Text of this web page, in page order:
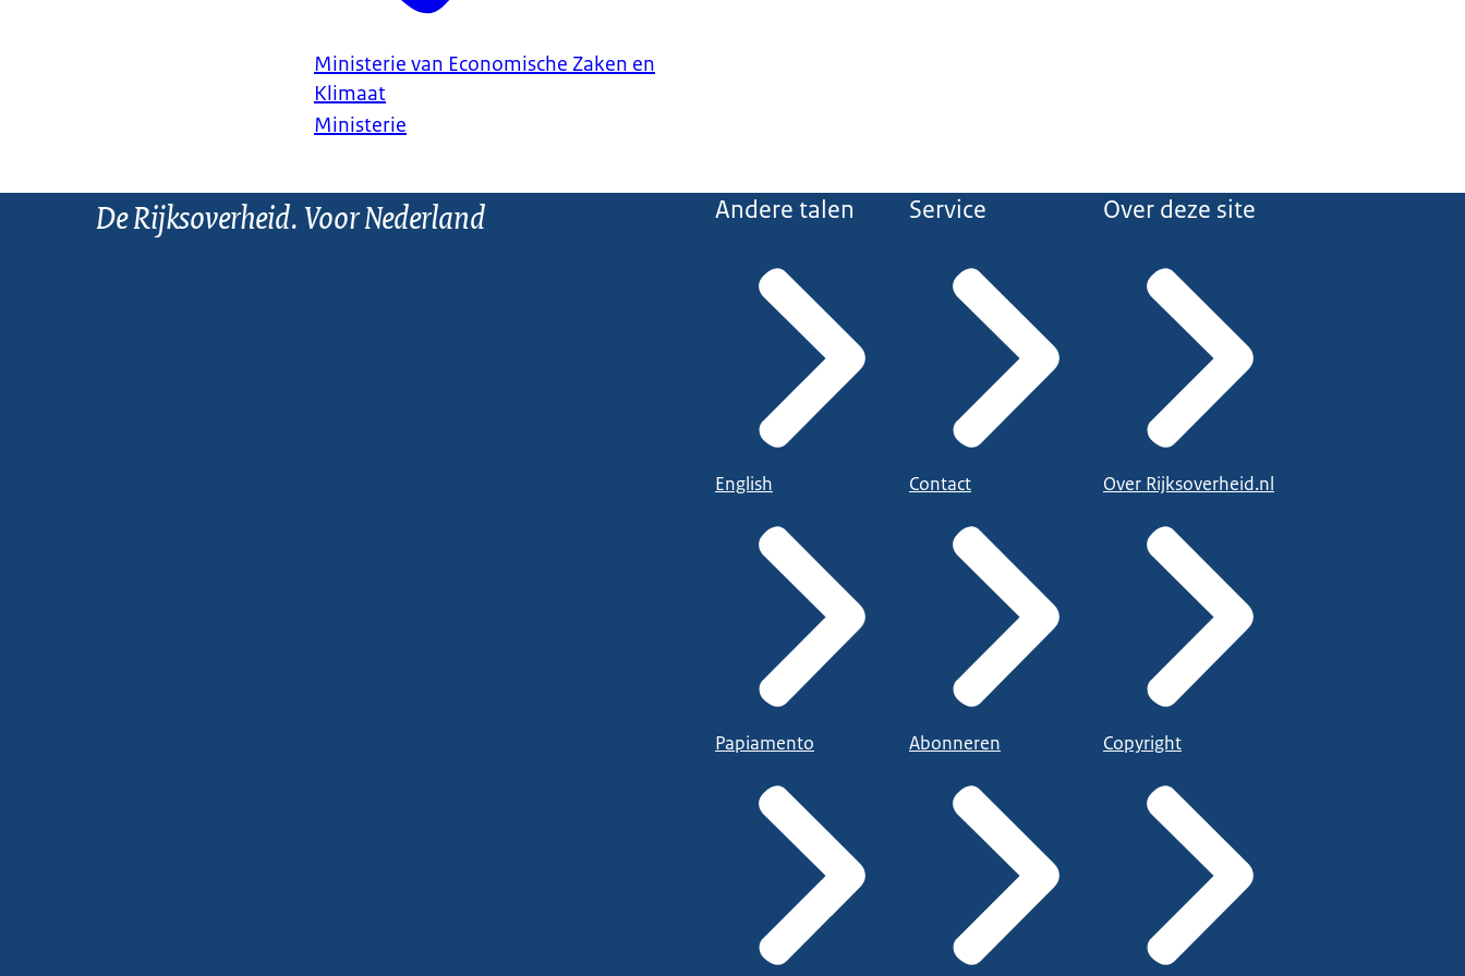
Ministerie van Economische Zaken en
Klimaat
Ministerie
De Rijksoverheid. Voor Nederland Andere talen
English
Papiamento
Service
Contact
Abonneren
Over deze site
Over Rijksoverheid.nl
Copyright